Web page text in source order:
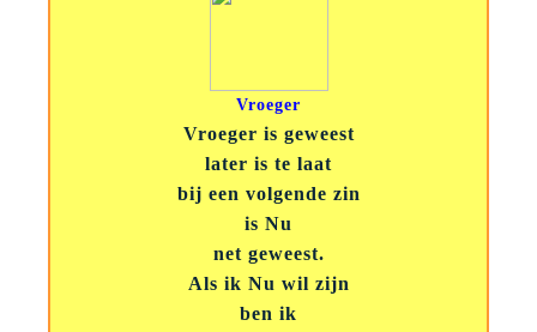
Vroeger
Vroeger is geweest
later is te laat
bij een volgende zin
is Nu
net geweest.
Als ik Nu wil zijn
ben ik